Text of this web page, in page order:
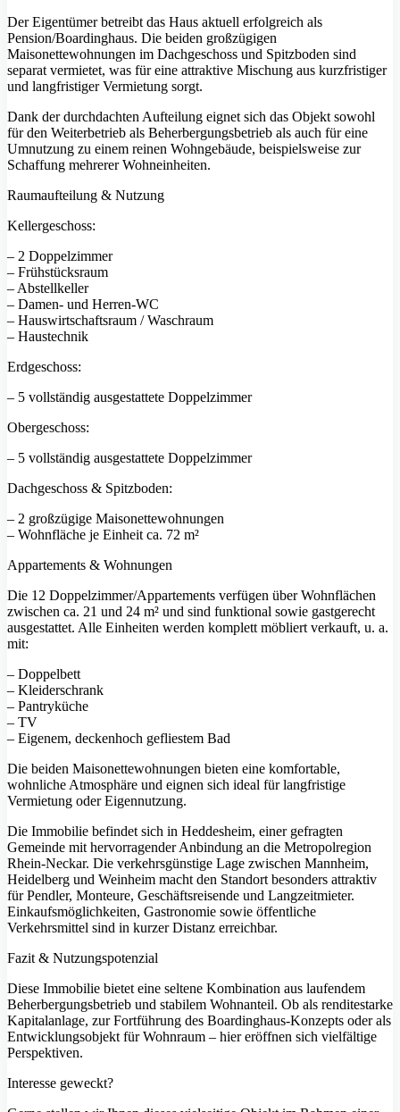
Der Eigentümer betreibt das Haus aktuell erfolgreich als
Pension/Boardinghaus. Die beiden großzügigen
Maisonettewohnungen im Dachgeschoss und Spitzboden sind
separat vermietet, was für eine attraktive Mischung aus kurzfristiger
und langfristiger Vermietung sorgt.
Dank der durchdachten Aufteilung eignet sich das Objekt sowohl
für den Weiterbetrieb als Beherbergungsbetrieb als auch für eine
Umnutzung zu einem reinen Wohngebäude, beispielsweise zur
Schaffung mehrerer Wohneinheiten.
Raumaufteilung & Nutzung
Kellergeschoss:
– 2 Doppelzimmer
– Frühstücksraum
– Abstellkeller
– Damen- und Herren-WC
– Hauswirtschaftsraum / Waschraum
– Haustechnik
Erdgeschoss:
– 5 vollständig ausgestattete Doppelzimmer
Obergeschoss:
– 5 vollständig ausgestattete Doppelzimmer
Dachgeschoss & Spitzboden:
– 2 großzügige Maisonettewohnungen
– Wohnfläche je Einheit ca. 72 m²
Appartements & Wohnungen
Die 12 Doppelzimmer/Appartements verfügen über Wohnflächen
zwischen ca. 21 und 24 m² und sind funktional sowie gastgerecht
ausgestattet. Alle Einheiten werden komplett möbliert verkauft, u. a.
mit:
– Doppelbett
– Kleiderschrank
– Pantryküche
– TV
– Eigenem, deckenhoch gefliestem Bad
Die beiden Maisonettewohnungen bieten eine komfortable,
wohnliche Atmosphäre und eignen sich ideal für langfristige
Vermietung oder Eigennutzung.
Die Immobilie befindet sich in Heddesheim, einer gefragten
Gemeinde mit hervorragender Anbindung an die Metropolregion
Rhein-Neckar. Die verkehrsgünstige Lage zwischen Mannheim,
Heidelberg und Weinheim macht den Standort besonders attraktiv
für Pendler, Monteure, Geschäftsreisende und Langzeitmieter.
Einkaufsmöglichkeiten, Gastronomie sowie öffentliche
Verkehrsmittel sind in kurzer Distanz erreichbar.
Fazit & Nutzungspotenzial
Diese Immobilie bietet eine seltene Kombination aus laufendem
Beherbergungsbetrieb und stabilem Wohnanteil. Ob als renditestarke
Kapitalanlage, zur Fortführung des Boardinghaus-Konzepts oder als
Entwicklungsobjekt für Wohnraum – hier eröffnen sich vielfältige
Perspektiven.
Interesse geweckt?